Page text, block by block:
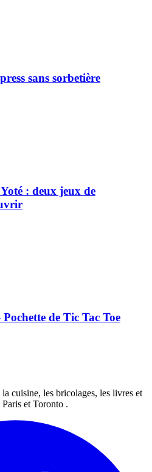
sans sorbetière
: deux jeux de
de Tic Tac Toe
cuisine, les bricolages, les livres et
et Toronto .